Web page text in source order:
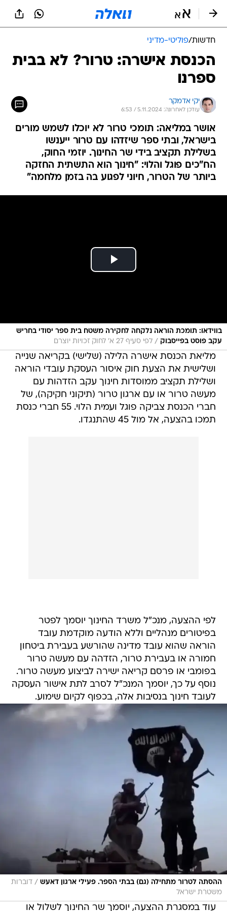
חדשות/פוליטי-מדיני
הכנסת אישרה: טרור? לא בבית
ספרנו
יקי אדמקר
עודכן לאחרונה: 5.11.2024 / 6:53
אושר במליאה: תומכי טרור לא יוכלו לשמש מורים
בישראל, ובתי ספר שיזדהו עם טרור ייענשו
בשלילת תקציב בידי שר החינוך. יוזמי החוק,
הח"כים פוגל והלוי: "חינוך הוא התשתית החזקה
ביותר של הטרור, חיוני לפגוע בה בזמן מלחמה"
בווידאו: תומכת הוראה נלקחה לחקירה משטח בית ספר יסודי בחריש
עקב פוסט בפייסבוק / לפי סעיף 27 א' לחוק זכויות יוצרם
מליאת הכנסת אישרה הלילה (שלישי) בקריאה שנייה
ושלישית את הצעת חוק איסור העסקת עובדי הוראה
ושלילת תקציב ממוסדות חינוך עקב הזדהות עם
מעשה טרור או עם ארגון טרור (תיקוני חקיקה), של
חברי הכנסת צביקה פוגל ועמית הלוי. 55 חברי כנסת
תמכו בהצעה, אל מול 45 שהתנגדו.
לפי ההצעה, מנכ"ל משרד החינוך יוסמך לפטר
בפיטורים מנהליים וללא הודעה מוקדמת עובד
הוראה שהוא עובד מדינה שהורשע בעבירת ביטחון
חמורה או בעבירת טרור, הזדהה עם מעשה טרור
בפומבי או פרסם קריאה ישירה לביצוע מעשה טרור.
נוסף על כך, יוסמך המנכ"ל לסרב לתת אישור העסקה
לעובד חינוך בנסיבות אלה, בכפוף לקיום שימוע.
ההסתה לטרור מתחילה (גם) בבתי הספר. פעילי ארגון דאעש / דוברות
משטרת ישראל
עוד במסגרת ההצעה, יוסמך שר החינוך לשלול או